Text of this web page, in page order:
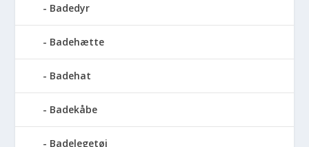
Badedyr
Badehætte
Badehat
Badekåbe
Badelegetøj